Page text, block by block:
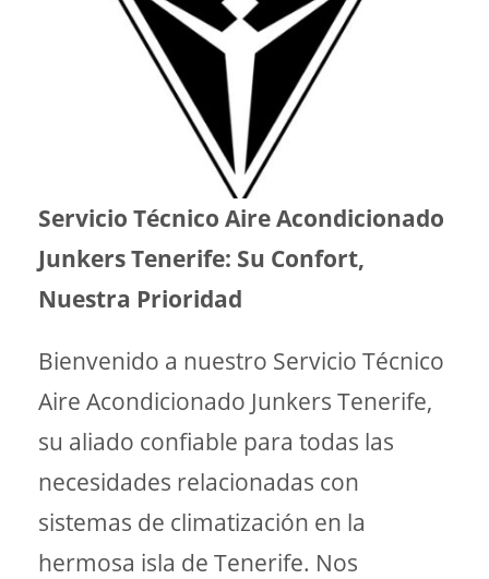
Servicio Técnico Aire Acondicionado
Junkers Tenerife: Su Confort,
Nuestra Prioridad
Bienvenido a nuestro Servicio Técnico
Aire Acondicionado Junkers Tenerife,
su aliado confiable para todas las
necesidades relacionadas con
sistemas de climatización en la
hermosa isla de Tenerife. Nos